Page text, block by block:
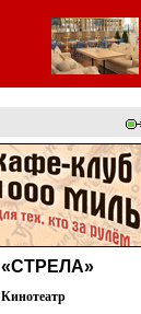
«СТРЕЛА»
Кинотеатр